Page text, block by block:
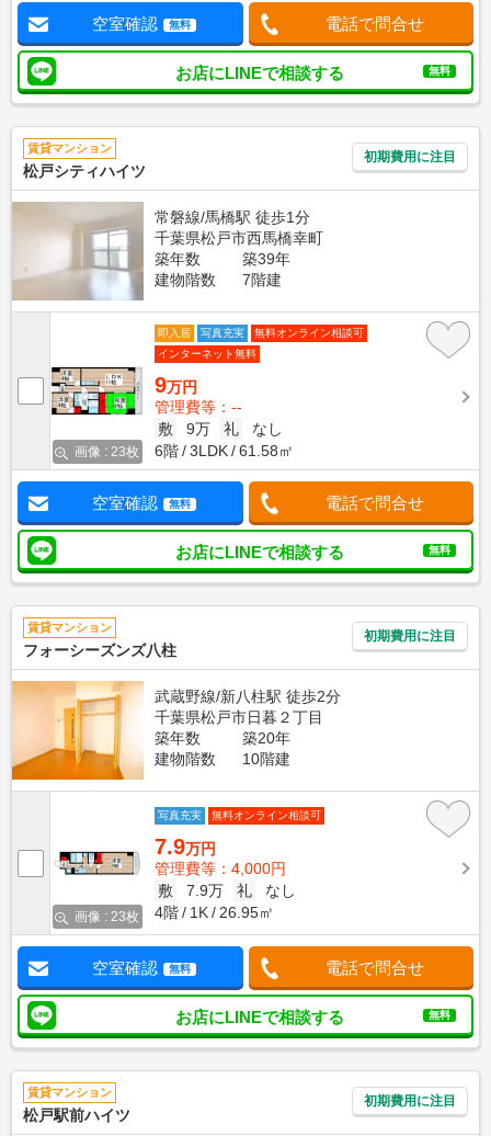
空室確認 無料 電話で問合せ
お店にLINEで相談する 無料
賃貸マンション
松戸シティハイツ
初期費用に注目
常磐線/馬橋駅 徒歩1分
千葉県松戸市西馬橋幸町
築年数
築39年
建物階数
7階建
画像 : 23枚
即入居 写真充実
無料オンライン相談可
インターネット無料
9万円
管理費等：--
敷
9万 礼
なし
6階
3LDK 61.58㎡
空室確認 無料 電話で問合せ
お店にLINEで相談する 無料
賃貸マンション
フォーシーズンズ八柱
初期費用に注目
武蔵野線/新八柱駅 徒歩2分
千葉県松戸市日暮２丁目
築年数
築20年
建物階数
10階建
画像 : 23枚
写真充実 無料オンライン相談可
7.9万円
管理費等：4,000円
敷
7.9万 礼
なし
4階
1K 26.95㎡
空室確認 無料 電話で問合せ
お店にLINEで相談する 無料
賃貸マンション
松戸駅前ハイツ
初期費用に注目